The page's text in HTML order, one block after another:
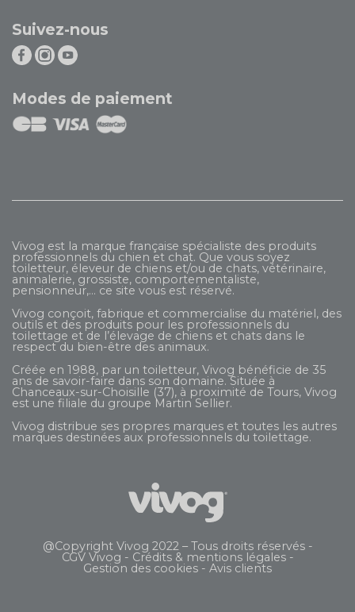
Suivez-nous
Modes de paiement
Vivog est la marque française spécialiste des produits
professionnels du chien et chat. Que vous soyez
toiletteur, éleveur de chiens et/ou de chats, vétérinaire,
animalerie, grossiste, comportementaliste,
pensionneur,... ce site vous est réservé.
Vivog conçoit, fabrique et commercialise du matériel, des
outils et des produits pour les professionnels du
toilettage et de l’élevage de chiens et chats dans le
respect du bien-être des animaux.
Créée en 1988, par un toiletteur, Vivog bénéficie de 35
ans de savoir-faire dans son domaine. Située à
Chanceaux-sur-Choisille (37), à proximité de Tours, Vivog
est une filiale du groupe Martin Sellier.
Vivog distribue ses propres marques et toutes les autres
marques destinées aux professionnels du toilettage.
@Copyright Vivog 2022 – Tous droits réservés -
CGV Vivog - Crédits & mentions légales-
Gestion des cookies - Avis clients